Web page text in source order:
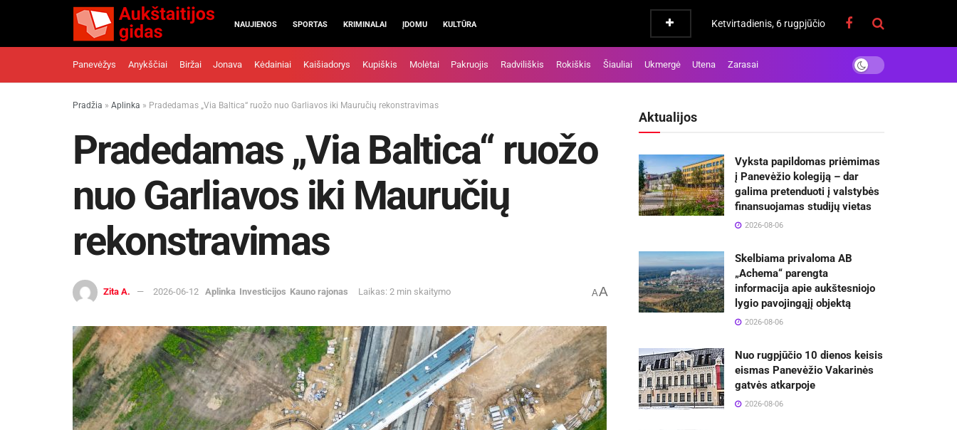
NAUJIENOS SPORTAS KRIMINALAI ĮDOMU KULTŪRA Ketvirtadienis, 6 rugpjūčio
Panevėžys Anykščiai Biržai Jonava Kėdainiai Kaišiadorys Kupiškis Molėtai Pakruojis Radviliškis Rokiškis Šiauliai Ukmergė Utena Zarasai
Pradžia » Aplinka » Pradedamas „Via Baltica“ ruožo nuo Garliavos iki Mauručių rekonstravimas
Pradedamas „Via Baltica“ ruožo
nuo Garliavos iki Mauručių
rekonstravimas
Zita A. 2026-06-12 Aplinka Investicijos Kauno rajonas Laikas: 2 min skaitymo AA
Aktualijos
Vyksta papildomas priėmimas
į Panevėžio kolegiją – dar
galima pretenduoti į valstybės
finansuojamas studijų vietas
2026-08-06
Skelbiama privaloma AB
„Achema“ parengta
informacija apie aukštesniojo
lygio pavojingąjį objektą
2026-08-06
Nuo rugpjūčio 10 dienos keisis
eismas Panevėžio Vakarinės
gatvės atkarpoje
2026-08-06